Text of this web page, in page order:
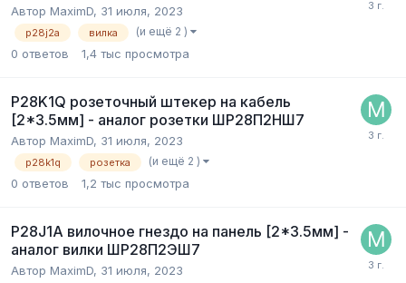
Автор MaximD, 31 июля, 2023
p28j2a вилка (и ещё 2 )
0 ответов 1,4 тыс просмотра
P28K1Q розеточный штекер на кабель
[2*3.5мм] - аналог розетки ШР28П2НШ7
Автор MaximD, 31 июля, 2023
p28k1q розетка (и ещё 2 )
0 ответов 1,2 тыс просмотра
P28J1A вилочное гнездо на панель [2*3.5мм] -
аналог вилки ШР28П2ЭШ7
Автор MaximD, 31 июля, 2023